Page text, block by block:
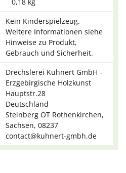
Kein Kinderspielzeug.
Weitere Informationen siehe
Hinweise zu Produkt,
Gebrauch und Sicherheit.
Drechslerei Kuhnert GmbH -
Erzgebirgische Holzkunst
Hauptstr.28
Deutschland
Steinberg OT Rothenkirchen,
Sachsen, 08237
contact@kuhnert-gmbh.de